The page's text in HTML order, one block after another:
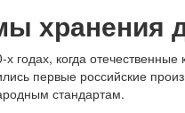
хранения
годах, когда
первые российские
стандартам.